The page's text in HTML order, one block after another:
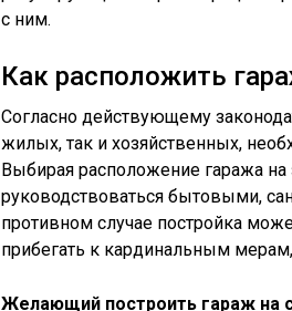
с ним.
Как расположить
Согласно действующему
жилых, так и хозяйственных,
Выбирая расположение гаража
руководствоваться бытовыми,
противном случае постройка
прибегать к кардинальным
Желающий построить гараж на